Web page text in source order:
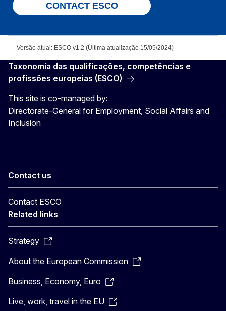
CONTACT ESCO
Versão atual: ESCO v1.2 (Última atualização 15/05/2024)
Taxonomia das qualificações, competências e
profissões europeias (ESCO)
This site is co-managed by:
Directorate-General for Employment, Social Affairs and
Inclusion
Contact us
Contact ESCO
Related links
Strategy
About the European Commission
Business, Economy, Euro
Live, work, travel in the EU